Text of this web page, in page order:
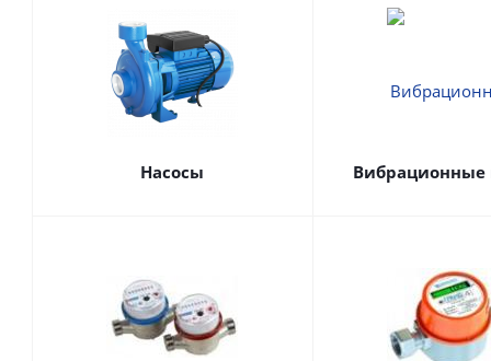
Насосы Вибрационные